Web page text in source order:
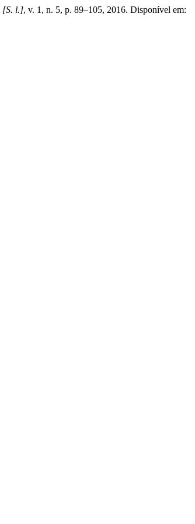
[S. l.], v. 1, n. 5, p. 89–105, 2016. Disponível em: